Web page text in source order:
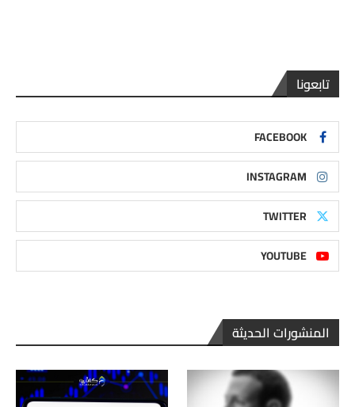
تابعونا
FACEBOOK
INSTAGRAM
TWITTER
YOUTUBE
المنشورات الحديثة